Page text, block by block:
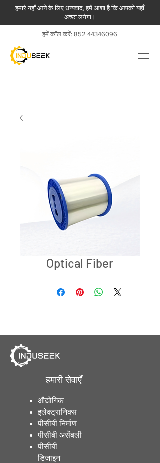
हमारे यहाँ आने के लिए धन्यवाद, हमें आशा है कि आपको यहाँ
अच्छा लगेगा।
हमें कॉल करें: 852 44346096
Optical Fiber
हमारी सेवाएँ
औद्योगिक
इलेक्ट्रानिक्स
पीसीबी निर्माण
पीसीबी असेंबली
पीसीबी
डिजाइन